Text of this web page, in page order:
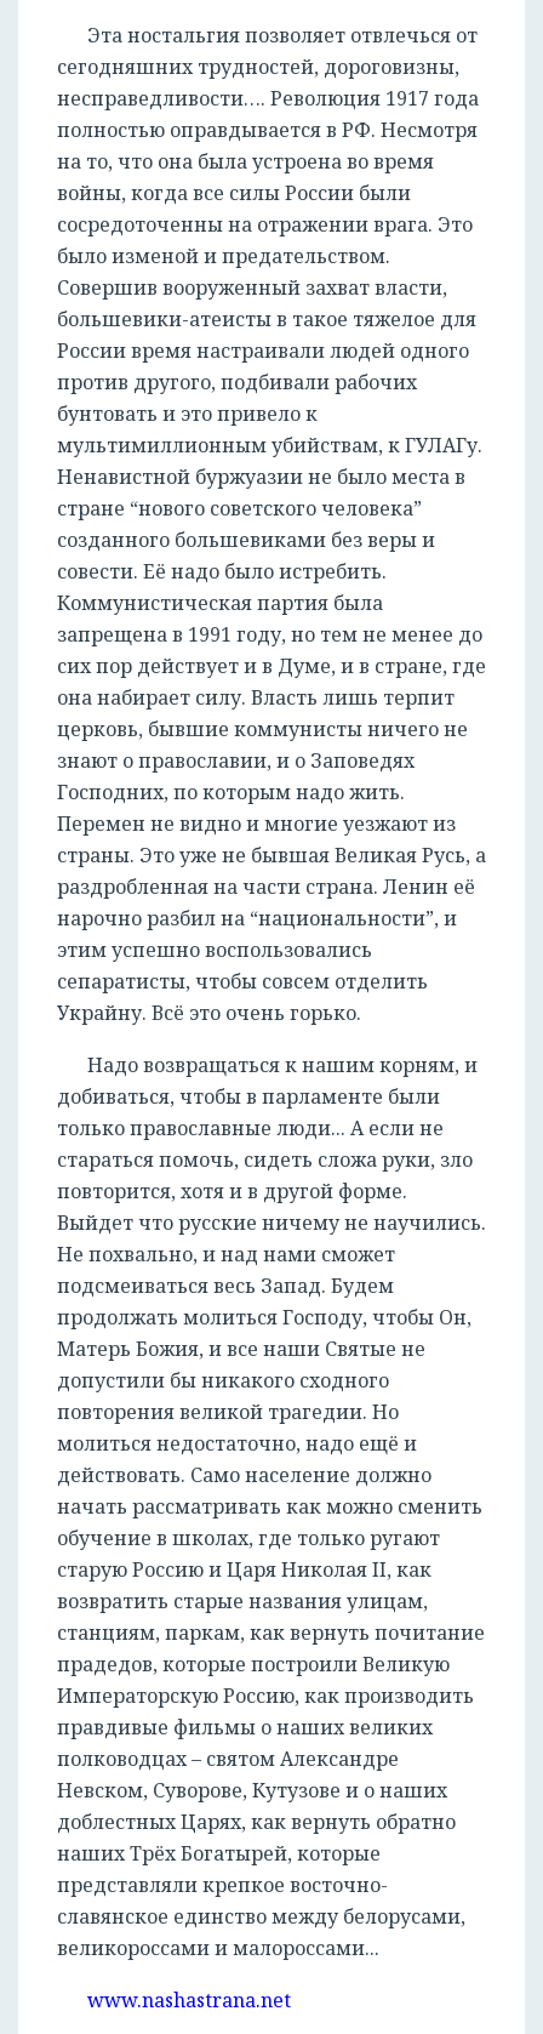
Эта ностальгия позволяет отвлечься от
сегодняшних трудностей, дороговизны,
несправедливости…. Революция 1917 года
полностью оправдывается в РФ. Несмотря
на то, что она была устроена во время
войны, когда все силы России были
сосредоточенны на отражении врага. Это
было изменой и предательством.
Совершив вооруженный захват власти,
большевики-атеисты в такое тяжелое для
России время настраивали людей одного
против другого, подбивали рабочих
бунтовать и это привело к
мультимиллионным убийствам, к ГУЛАГу.
Ненавистной буржуазии не было места в
стране “нового советского человека”
созданного большевиками без веры и
совести. Её надо было истребить.
Коммунистическая партия была
запрещена в 1991 году, но тем не менее до
сих пор действует и в Думе, и в стране, где
она набирает силу. Власть лишь терпит
церковь, бывшие коммунисты ничего не
знают о православии, и о Заповедях
Господних, по которым надо жить.
Перемен не видно и многие уезжают из
страны. Это уже не бывшая Великая Русь, а
раздробленная на части страна. Ленин её
нарочно разбил на “национальности”, и
этим успешно воспользовались
сепаратисты, чтобы совсем отделить
Украйну. Всё это очень горько.
Надо возвращаться к нашим корням, и
добиваться, чтобы в парламенте были
только православные люди... А если не
стараться помочь, сидеть сложа руки, зло
повторится, хотя и в другой форме.
Выйдет что русские ничему не научились.
Не похвально, и над нами сможет
подсмеиваться весь Запад. Будем
продолжать молиться Господу, чтобы Он,
Матерь Божия, и все наши Святые не
допустили бы никакого сходного
повторения великой трагедии. Но
молиться недостаточно, надо ещё и
действовать. Само население должно
начать рассматривать как можно сменить
обучение в школах, где только ругают
старую Россию и Царя Николая II, как
возвратить старые названия улицам,
станциям, паркам, как вернуть почитание
прадедов, которые построили Великую
Императорскую Россию, как производить
правдивые фильмы о наших великих
полководцах – святом Александре
Невском, Суворове, Кутузове и о наших
доблестных Царях, как вернуть обратно
наших Трёх Богатырей, которые
представляли крепкое восточно-
славянское единство между белорусами,
великороссами и малороссами...
www.nashastrana.net